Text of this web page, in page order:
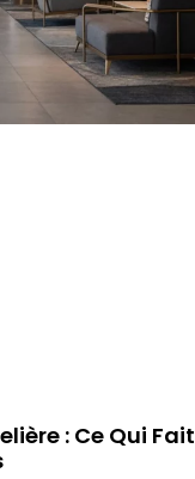
: Ce Qui Fait